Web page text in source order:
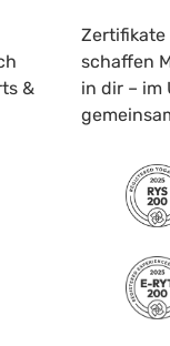
&
Zertifikate
schaffen
in dir – im